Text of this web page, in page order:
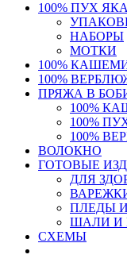
100% ПУХ ЯКА
НАБОРЫ
МОТКИ
100%
100%
ПРЯЖА В
100%
100%
100%
ВОЛОКНО
ГОТОВЫЕ
ДЛЯ
ПЛЕДЫ
ШАЛИ И
СХЕМЫ